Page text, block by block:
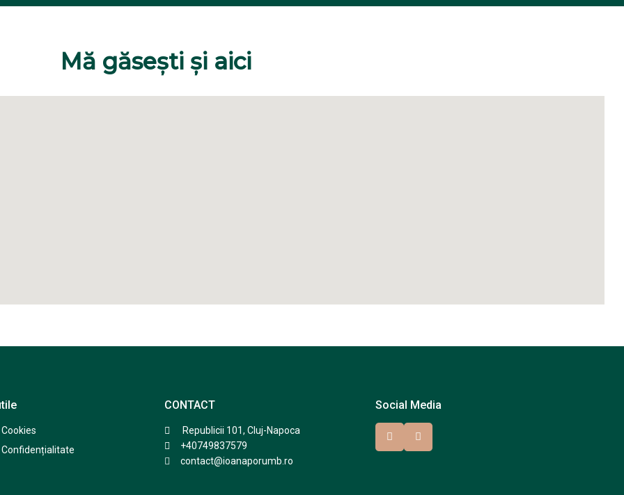
Mă găsești și aici
CONTACT
Republicii 101, Cluj-Napoca
+40749837579
contact@ioanaporumb.ro
Social Media